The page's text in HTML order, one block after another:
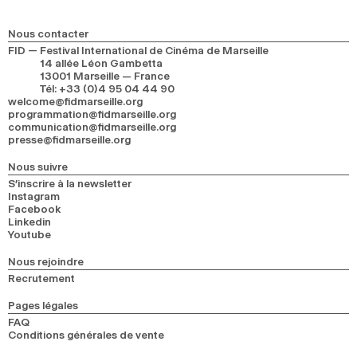
RECHERCHE
Nous contacter
FID — Festival International de Cinéma de Marseille
14 allée Léon Gambetta
13001 Marseille — France
Tél: +33 (0)4 95 04 44 90
welcome@fidmarseille.org
programmation@fidmarseille.org
communication@fidmarseille.org
presse@fidmarseille.org
Nous suivre
S’inscrire à la newsletter
Instagram
Facebook
Linkedin
Youtube
Nous rejoindre
Recrutement
Pages légales
FAQ
Conditions générales de vente